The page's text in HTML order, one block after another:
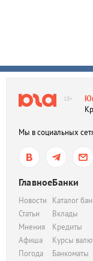
18+
Мы в социальных
Главное
Новости
Статьи
Мнения
Афиша
Погода
Банки
Каталог
Вклады
Кредиты
Курсы
Банкоматы